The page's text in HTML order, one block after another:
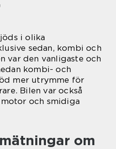
i olika
sedan, kombi och
var den vanligaste och
kombi- och
mer utrymme för
Bilen var också
och smidiga
om